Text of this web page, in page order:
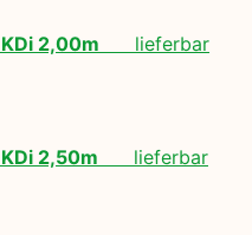
2,00m lieferbar
2,50m lieferbar